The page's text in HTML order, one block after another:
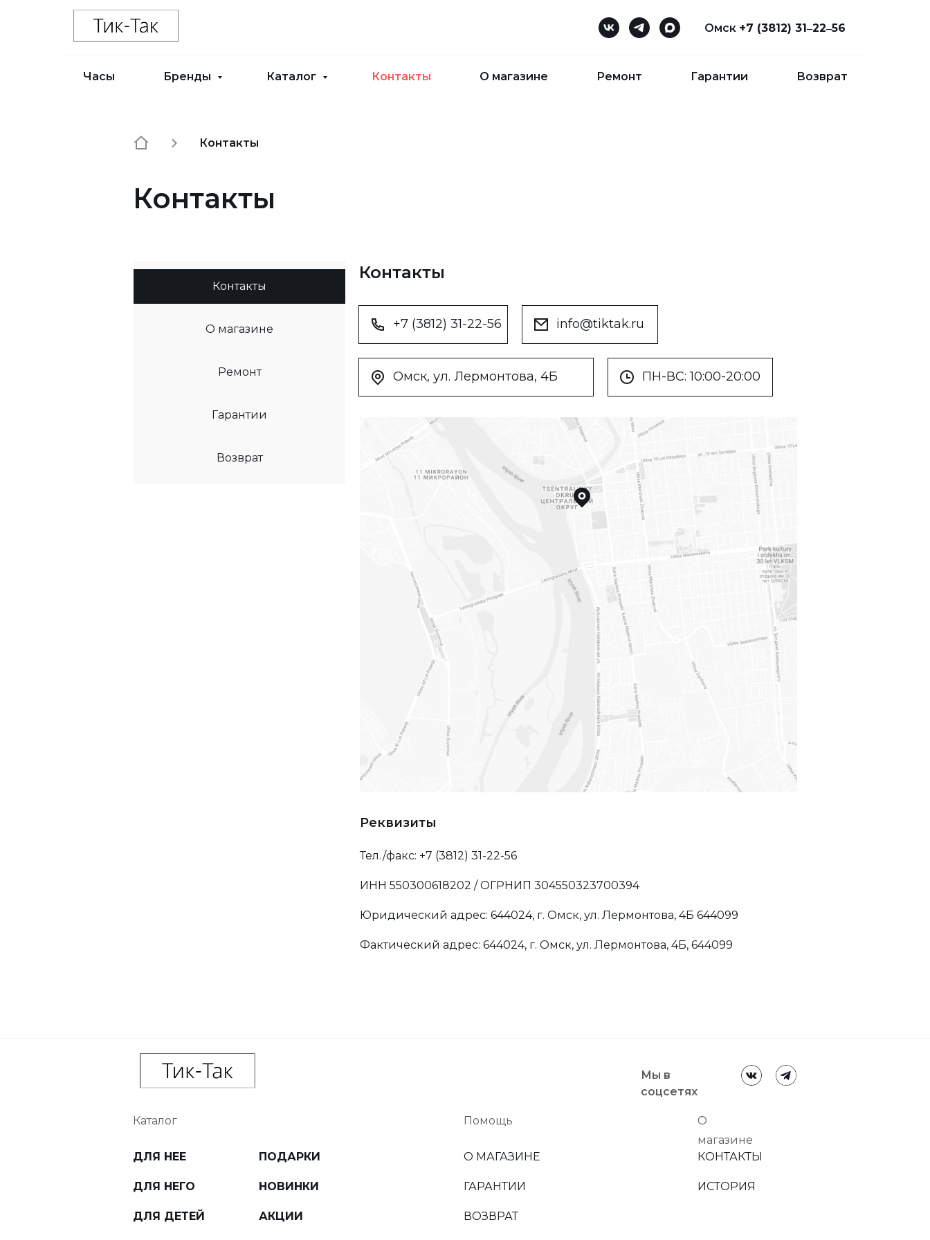
Омск +7 (3812) 31‒22‒56
Часы Бренды Каталог Контакты О магазине Ремонт Гарантии Возврат
info@tiktak.ru
Контакты
Контакты
Контакты
Тел./факс: +7 (3812) 31-22-56
ИНН 550300618202 / ОГРНИП 304550323700394
Юридический адрес: 644024, г. Омск, ул. Лермонтова, 4Б 644099
Фактический адрес: 644024, г. Омск, ул. Лермонтова, 4Б, 644099
Реквизиты
+7 (3812) 31-22-56
Омск, ул. Лермонтова, 4Б ПН-ВС: 10:00-20:00
Контакты
О магазине
Ремонт
Гарантии
Возврат
О
магазине
КОНТАКТЫ
ИСТОРИЯ
Каталог
ДЛЯ НЕЕ
ДЛЯ НЕГО
ДЛЯ ДЕТЕЙ
ПОДАРКИ
НОВИНКИ
АКЦИИ
Помощь
О МАГАЗИНЕ
ГАРАНТИИ
ВОЗВРАТ
Мы в
соцсетях